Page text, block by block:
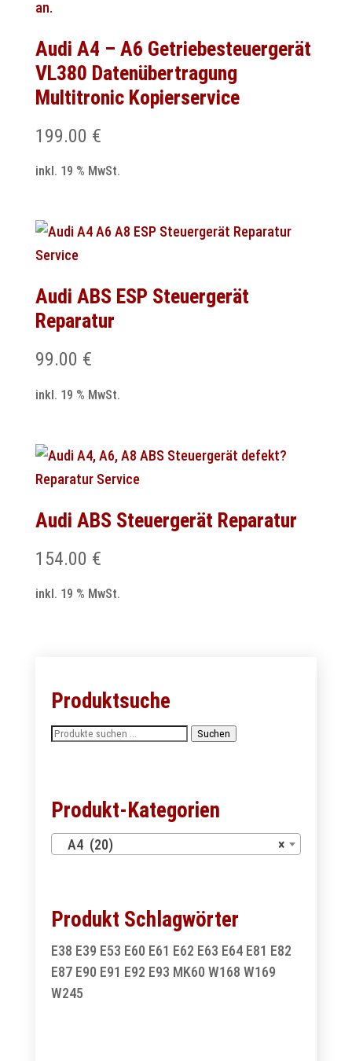
Audi A4 – A6 Getriebesteuergerät
VL380 Datenübertragung
Multitronic Kopierservice
199.00 €
inkl. 19 % MwSt.
Audi ABS ESP Steuergerät
Reparatur
99.00 €
inkl. 19 % MwSt.
Audi ABS Steuergerät Reparatur
154.00 €
inkl. 19 % MwSt.
Produktsuche
Suchen
Suchen
Produkt-Kategorien
×
A4 (20)
Produkt Schlagwörter
E38 E39 E53 E60 E61 E62 E63 E64 E81 E82
E87 E90 E91 E92 E93 MK60 W168 W169
W245